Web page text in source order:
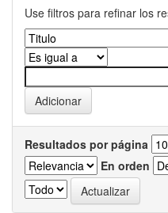
Use filtros para refinar los
Resultados por página
En orden